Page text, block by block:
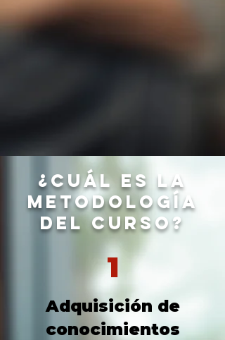
¿CUÁL ES LA
METODOLOGÍA
DEL CURSO?
1
Adquisición de
conocimientos